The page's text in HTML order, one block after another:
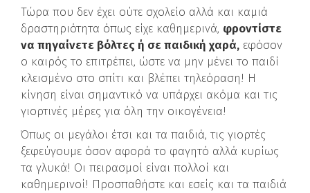
Τώρα που δεν έχει ούτε σχολείο αλλά και καμιά
δραστηριότητα όπως είχε καθημερινά, φροντίστε
να πηγαίνετε βόλτες ή σε παιδική χαρά, εφόσον
ο καιρός το επιτρέπει, ώστε να μην μένει το παιδί
κλεισμένο στο σπίτι και βλέπει τηλεόραση! Η
κίνηση είναι σημαντικό να υπάρχει ακόμα και τις
γιορτινές μέρες για όλη την οικογένεια!
Όπως οι μεγάλοι έτσι και τα παιδιά, τις γιορτές
ξεφεύγουμε όσον αφορά το φαγητό αλλά κυρίως
τα γλυκά! Οι πειρασμοί είναι πολλοί και
καθημερινοί! Προσπαθήστε και εσείς και τα παιδιά